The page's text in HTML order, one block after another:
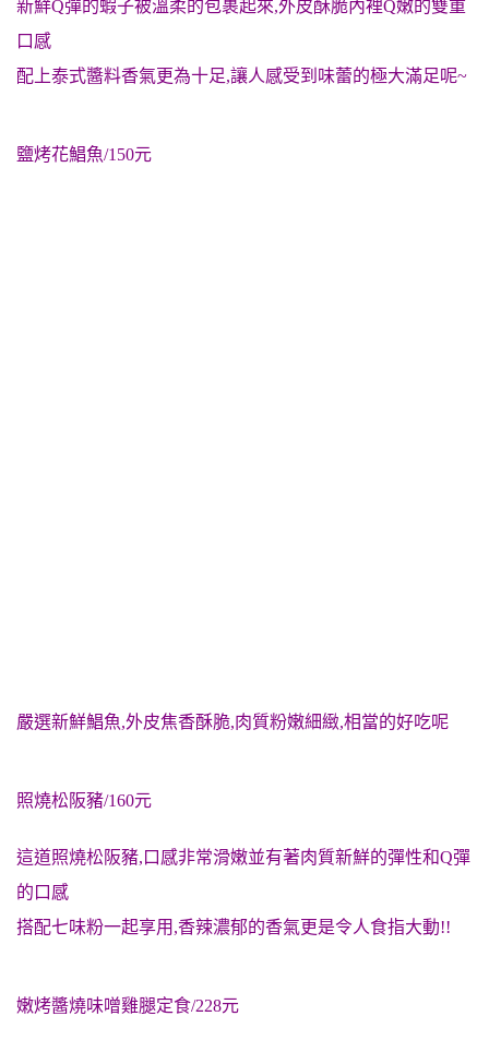
新鮮Q彈的蝦子被溫柔的包裹起來,外皮酥脆內裡Q嫩的雙重
口感
配上泰式醬料香氣更為十足,讓人感受到味蕾的極大滿足呢~
鹽烤花鯧魚/150元
嚴選新鮮鯧魚,外皮焦香酥脆,肉質粉嫩細緻,相當的好吃呢
照燒松阪豬/160元
這道照燒松阪豬,口感非常滑嫩並有著肉質新鮮的彈性和Q彈
的口感
搭配七味粉一起享用,香辣濃郁的香氣更是令人食指大動!!
嫩烤醬燒味噌雞腿定食/228元